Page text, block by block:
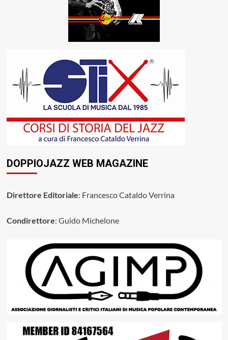
DOPPIOJAZZ WEB MAGAZINE
Direttore Editoriale: Francesco Cataldo Verrina
Condirettore: Guido Michelone